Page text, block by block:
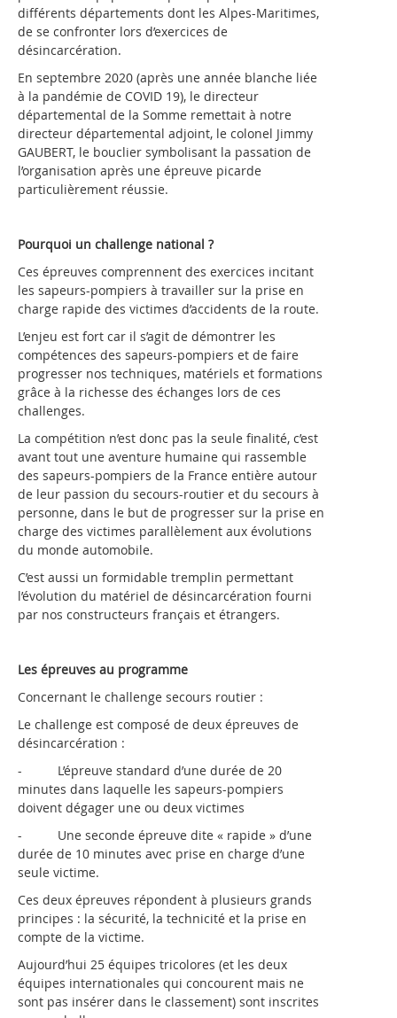
différents départements dont les Alpes-Maritimes,
de se confronter lors d’exercices de
désincarcération.
En septembre 2020 (après une année blanche liée
à la pandémie de COVID 19), le directeur
départemental de la Somme remettait à notre
directeur départemental adjoint, le colonel Jimmy
GAUBERT, le bouclier symbolisant la passation de
l’organisation après une épreuve picarde
particulièrement réussie.
Pourquoi un challenge national ?
Ces épreuves comprennent des exercices incitant
les sapeurs-pompiers à travailler sur la prise en
charge rapide des victimes d’accidents de la route.
L’enjeu est fort car il s’agit de démontrer les
compétences des sapeurs-pompiers et de faire
progresser nos techniques, matériels et formations
grâce à la richesse des échanges lors de ces
challenges.
La compétition n’est donc pas la seule finalité, c’est
avant tout une aventure humaine qui rassemble
des sapeurs-pompiers de la France entière autour
de leur passion du secours-routier et du secours à
personne, dans le but de progresser sur la prise en
charge des victimes parallèlement aux évolutions
du monde automobile.
C’est aussi un formidable tremplin permettant
l’évolution du matériel de désincarcération fourni
par nos constructeurs français et étrangers.
Les épreuves au programme
Concernant le challenge secours routier :
Le challenge est composé de deux épreuves de
désincarcération :
- L’épreuve standard d’une durée de 20
minutes dans laquelle les sapeurs-pompiers
doivent dégager une ou deux victimes
- Une seconde épreuve dite « rapide » d’une
durée de 10 minutes avec prise en charge d’une
seule victime.
Ces deux épreuves répondent à plusieurs grands
principes : la sécurité, la technicité et la prise en
compte de la victime.
Aujourd’hui 25 équipes tricolores (et les deux
équipes internationales qui concourent mais ne
sont pas insérer dans le classement) sont inscrites